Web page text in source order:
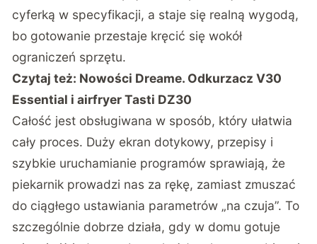
cyferką w specyfikacji, a staje się realną wygodą,
bo gotowanie przestaje kręcić się wokół
ograniczeń sprzętu.
Czytaj też: Nowości Dreame. Odkurzacz V30
Essential i airfryer Tasti DZ30
Całość jest obsługiwana w sposób, który ułatwia
cały proces. Duży ekran dotykowy, przepisy i
szybkie uruchamianie programów sprawiają, że
piekarnik prowadzi nas za rękę, zamiast zmuszać
do ciągłego ustawiania parametrów „na czuja”. To
szczególnie dobrze działa, gdy w domu gotuje